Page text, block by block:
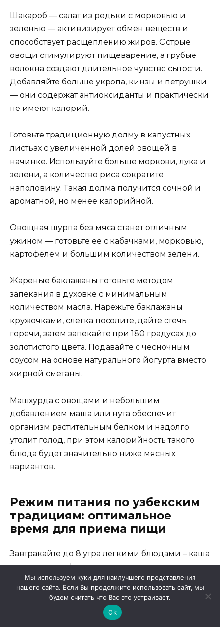
Шакароб — салат из редьки с морковью и
зеленью — активизирует обмен веществ и
способствует расщеплению жиров. Острые
овощи стимулируют пищеварение, а грубые
волокна создают длительное чувство сытости.
Добавляйте больше укропа, кинзы и петрушки
— они содержат антиоксиданты и практически
не имеют калорий.
Готовьте традиционную долму в капустных
листьах с увеличенной долей овощей в
начинке. Используйте больше моркови, лука и
зелени, а количество риса сократите
наполовину. Такая долма получится сочной и
ароматной, но менее калорийной.
Овощная шурпа без мяса станет отличным
ужином — готовьте ее с кабачками, морковью,
картофелем и большим количеством зелени.
Жареные баклажаны готовьте методом
запекания в духовке с минимальным
количеством масла. Нарежьте баклажаны
кружочками, слегка посолите, дайте стечь
горечи, затем запекайте при 180 градусах до
золотистого цвета. Подавайте с чесночным
соусом на основе натурального йогурта вместо
жирной сметаны.
Машхурда с овощами и небольшим
добавлением маша или нута обеспечит
организм растительным белком и надолго
утолит голод, при этом калорийность такого
блюда будет значительно ниже мясных
вариантов.
Режим питания по узбекским
традициям: оптимальное
время для приема пищи
Завтракайте до 8 утра легкими блюдами – каша
из риса с сухофруктами, лепешка с медом или
творог с зеленью станут отличным началом дня.
Узбекские предки начинали день с простой
пищи, которая давала энергию на долгое
время без тяжести в желудке.
Мы используем куки для наилучшего представления
нашего сайта. Если Вы продолжите использовать сайт, мы
будем считать что Вас это устраивает.
Ok